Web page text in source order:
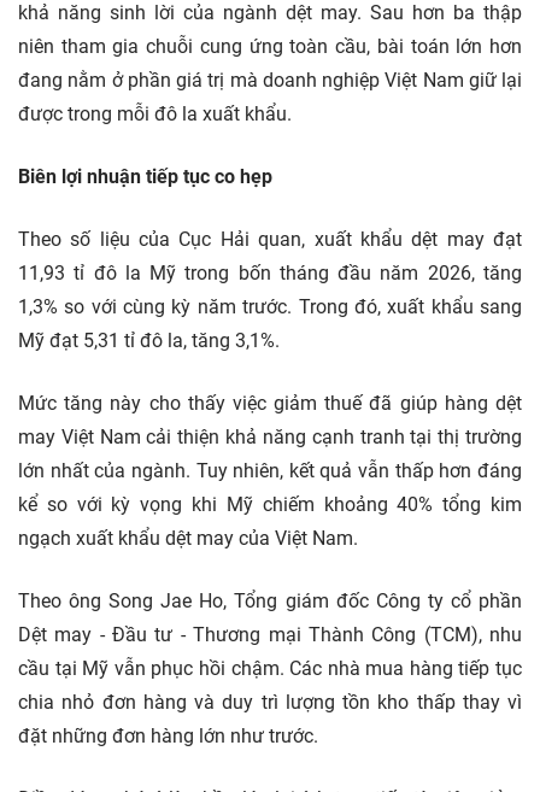
khả năng sinh lời của ngành dệt may. Sau hơn ba thập
niên tham gia chuỗi cung ứng toàn cầu, bài toán lớn hơn
đang nằm ở phần giá trị mà doanh nghiệp Việt Nam giữ lại
được trong mỗi đô la xuất khẩu.
Biên lợi nhuận tiếp tục co hẹp
Theo số liệu của Cục Hải quan, xuất khẩu dệt may đạt
11,93 tỉ đô la Mỹ trong bốn tháng đầu năm 2026, tăng
1,3% so với cùng kỳ năm trước. Trong đó, xuất khẩu sang
Mỹ đạt 5,31 tỉ đô la, tăng 3,1%.
Mức tăng này cho thấy việc giảm thuế đã giúp hàng dệt
may Việt Nam cải thiện khả năng cạnh tranh tại thị trường
lớn nhất của ngành. Tuy nhiên, kết quả vẫn thấp hơn đáng
kể so với kỳ vọng khi Mỹ chiếm khoảng 40% tổng kim
ngạch xuất khẩu dệt may của Việt Nam.
Theo ông Song Jae Ho, Tổng giám đốc Công ty cổ phần
Dệt may - Đầu tư - Thương mại Thành Công (TCM), nhu
cầu tại Mỹ vẫn phục hồi chậm. Các nhà mua hàng tiếp tục
chia nhỏ đơn hàng và duy trì lượng tồn kho thấp thay vì
đặt những đơn hàng lớn như trước.